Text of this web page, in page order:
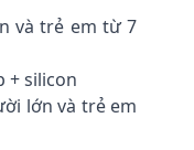
và trẻ em từ 7
+ silicon
lớn và trẻ em